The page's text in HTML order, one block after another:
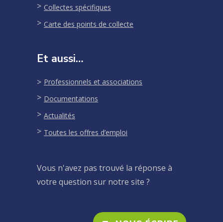
Collectes spécifiques
Carte des points de collecte
Et aussi…
Professionnels et associations
Documentations
Actualités
Toutes les offres d’emploi
Vous n'avez pas trouvé la réponse à
votre question sur notre site ?